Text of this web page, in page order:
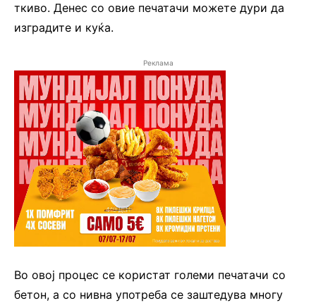
ткиво. Денес со овие печатачи можете дури да
изградите и куќа.
Реклама
Во овој процес се користат големи печатачи со
бетон, а со нивна употреба се заштедува многу